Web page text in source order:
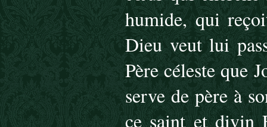
humide, qui
Dieu veut lui
Père céleste que
serve de père à
ce saint et divin